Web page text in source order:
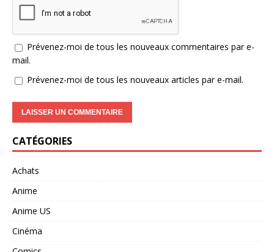
Prévenez-moi de tous les nouveaux commentaires par e-
mail.
Prévenez-moi de tous les nouveaux articles par e-mail.
CATÉGORIES
Achats
Anime
Anime US
Cinéma